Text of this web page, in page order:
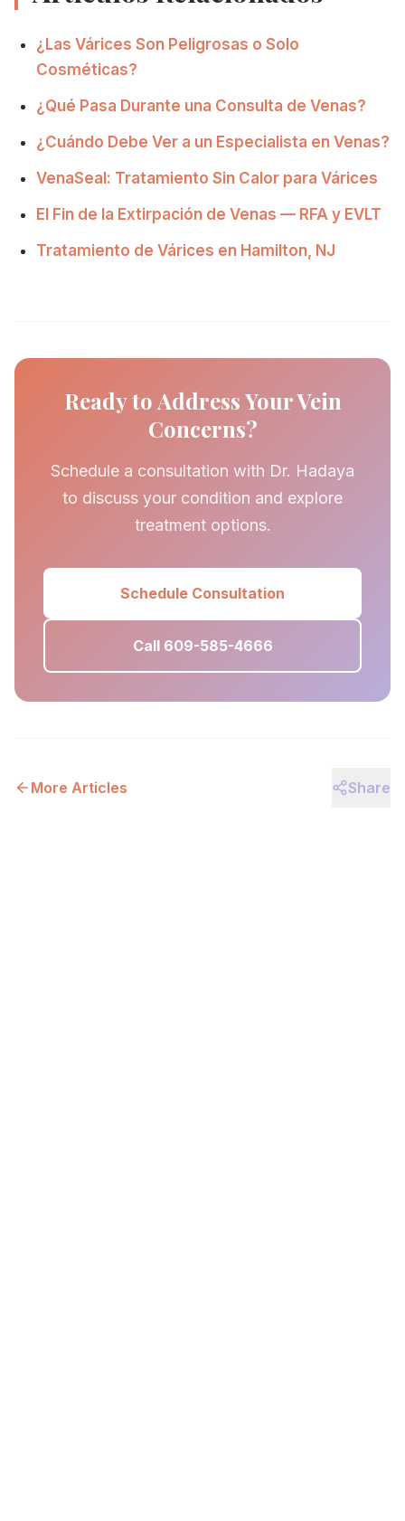
¿Las Várices Son Peligrosas o Solo
Cosméticas?
¿Qué Pasa Durante una Consulta de Venas?
¿Cuándo Debe Ver a un Especialista en Venas?
VenaSeal: Tratamiento Sin Calor para Várices
El Fin de la Extirpación de Venas — RFA y EVLT
Tratamiento de Várices en Hamilton, NJ
Ready to Address Your Vein
Concerns?
Schedule a consultation with Dr. Hadaya
to discuss your condition and explore
treatment options.
Schedule Consultation
Call 609-585-4666
More Articles Share